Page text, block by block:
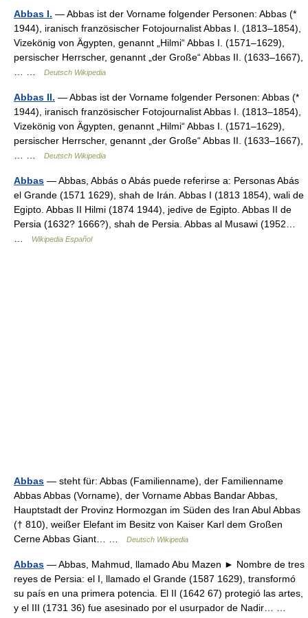
Abbas I. — Abbas ist der Vorname folgender Personen: Abbas (*
1944), iranisch französischer Fotojournalist Abbas I. (1813–1854),
Vizekönig von Ägypten, genannt „Hilmi“ Abbas I. (1571–1629),
persischer Herrscher, genannt „der Große“ Abbas II. (1633–1667),
Deutsch Wikipedia
Abbas II. — Abbas ist der Vorname folgender Personen: Abbas (*
1944), iranisch französischer Fotojournalist Abbas I. (1813–1854),
Vizekönig von Ägypten, genannt „Hilmi“ Abbas I. (1571–1629),
persischer Herrscher, genannt „der Große“ Abbas II. (1633–1667),
Deutsch Wikipedia
Abbas — Abbas, Abbás o Abás puede referirse a: Personas Abás
el Grande (1571 1629), shah de Irán. Abbas I (1813 1854), wali de
Egipto. Abbas II Hilmi (1874 1944), jedive de Egipto. Abbas II de
Persia (1632? 1666?), shah de Persia. Abbas al Musawi (1952…
Wikipedia Español
Abbas — steht für: Abbas (Familienname), der Familienname
Abbas Abbas (Vorname), der Vorname Abbas Bandar Abbas,
Hauptstadt der Provinz Hormozgan im Süden des Iran Abul Abbas
(† 810), weißer Elefant im Besitz von Kaiser Karl dem Großen
Cerne Abbas Giant… …
Deutsch Wikipedia
Abbas — Abbas, Mahmud, llamado Abu Mazen ► Nombre de tres
reyes de Persia: el I, llamado el Grande (1587 1629), transformó
su país en una primera potencia. El II (1642 67) protegió las artes,
y el III (1731 36) fue asesinado por el usurpador de Nadir… …